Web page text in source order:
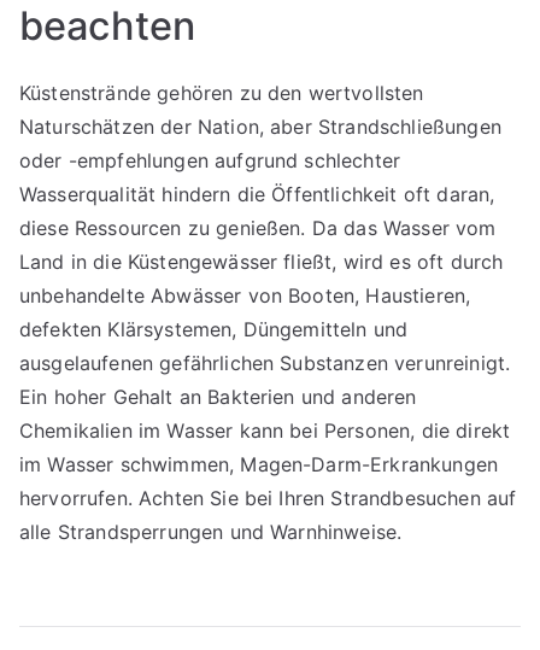
beachten
Küstenstrände gehören zu den wertvollsten
Naturschätzen der Nation, aber Strandschließungen
oder -empfehlungen aufgrund schlechter
Wasserqualität hindern die Öffentlichkeit oft daran,
diese Ressourcen zu genießen. Da das Wasser vom
Land in die Küstengewässer fließt, wird es oft durch
unbehandelte Abwässer von Booten, Haustieren,
defekten Klärsystemen, Düngemitteln und
ausgelaufenen gefährlichen Substanzen verunreinigt.
Ein hoher Gehalt an Bakterien und anderen
Chemikalien im Wasser kann bei Personen, die direkt
im Wasser schwimmen, Magen-Darm-Erkrankungen
hervorrufen. Achten Sie bei Ihren Strandbesuchen auf
alle Strandsperrungen und Warnhinweise.